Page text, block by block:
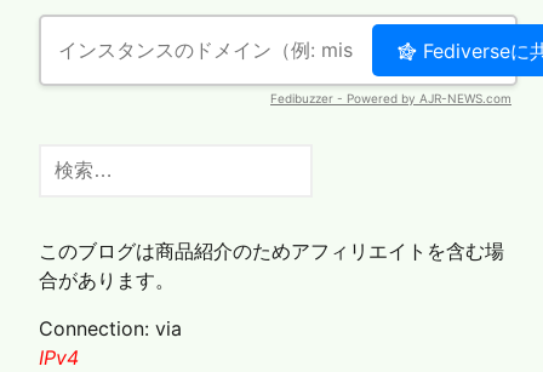
ゲ
ー
シ
ン
索:
このブログは商品紹介のためアフィリエイトを含む場
合があります。
Connection: via
IPv4